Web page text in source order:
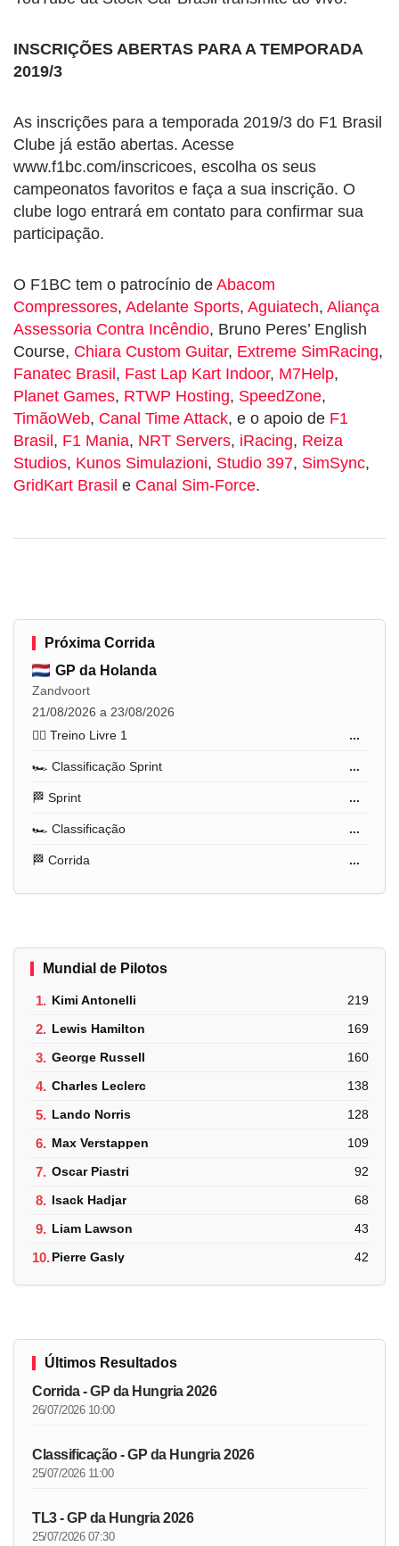
INSCRIÇÕES ABERTAS PARA A TEMPORADA
2019/3
As inscrições para a temporada 2019/3 do F1 Brasil
Clube já estão abertas. Acesse
www.f1bc.com/inscricoes, escolha os seus
campeonatos favoritos e faça a sua inscrição. O
clube logo entrará em contato para confirmar sua
participação.
O F1BC tem o patrocínio de Abacom
Compressores, Adelante Sports, Aguiatech, Aliança
Assessoria Contra Incêndio, Bruno Peres’ English
Course, Chiara Custom Guitar, Extreme SimRacing,
Fanatec Brasil, Fast Lap Kart Indoor, M7Help,
Planet Games, RTWP Hosting, SpeedZone,
TimãoWeb, Canal Time Attack, e o apoio de F1
Brasil, F1 Mania, NRT Servers, iRacing, Reiza
Studios, Kunos Simulazioni, Studio 397, SimSync,
GridKart Brasil e Canal Sim-Force.
Próxima Corrida
GP da Holanda
Zandvoort
21/08/2026 a 23/08/2026
🏋️‍♂️ Treino Livre 1
...
🏎️ Classificação Sprint ...
🏁 Sprint ...
🏎️ Classificação ...
🏁 Corrida ...
Mundial de Pilotos
1. Kimi Antonelli 219
2. Lewis Hamilton 169
3. George Russell 160
4. Charles Leclerc 138
5. Lando Norris 128
6. Max Verstappen 109
7. Oscar Piastri 92
8. Isack Hadjar 68
9. Liam Lawson 43
10.Pierre Gasly 42
Últimos Resultados
Corrida - GP da Hungria 2026
26/07/2026 10:00
Classificação - GP da Hungria 2026
25/07/2026 11:00
TL3 - GP da Hungria 2026
25/07/2026 07:30